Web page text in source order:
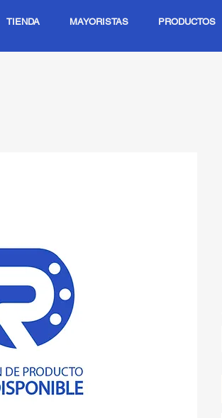
TIENDA MAYORISTAS PRODUCTOS